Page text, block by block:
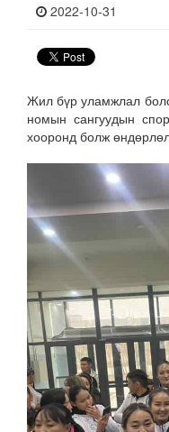
2022-10-31
Жил бүр уламжлал
номын сангуудын
хооронд болж